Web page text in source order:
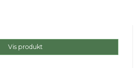
Vis produkt